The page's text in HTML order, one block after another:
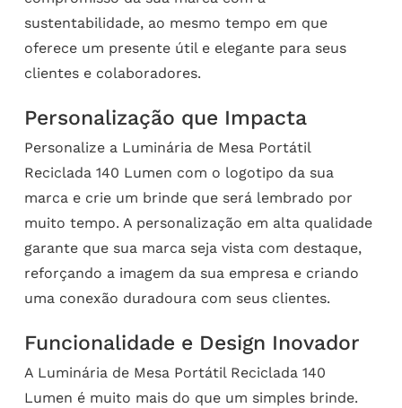
sustentabilidade, ao mesmo tempo em que
oferece um presente útil e elegante para seus
clientes e colaboradores.
Personalização que Impacta
Personalize a Luminária de Mesa Portátil
Reciclada 140 Lumen com o logotipo da sua
marca e crie um brinde que será lembrado por
muito tempo. A personalização em alta qualidade
garante que sua marca seja vista com destaque,
reforçando a imagem da sua empresa e criando
uma conexão duradoura com seus clientes.
Funcionalidade e Design Inovador
A Luminária de Mesa Portátil Reciclada 140
Lumen é muito mais do que um simples brinde.